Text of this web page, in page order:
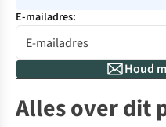
E-mailadres:
Houd
Alles over dit